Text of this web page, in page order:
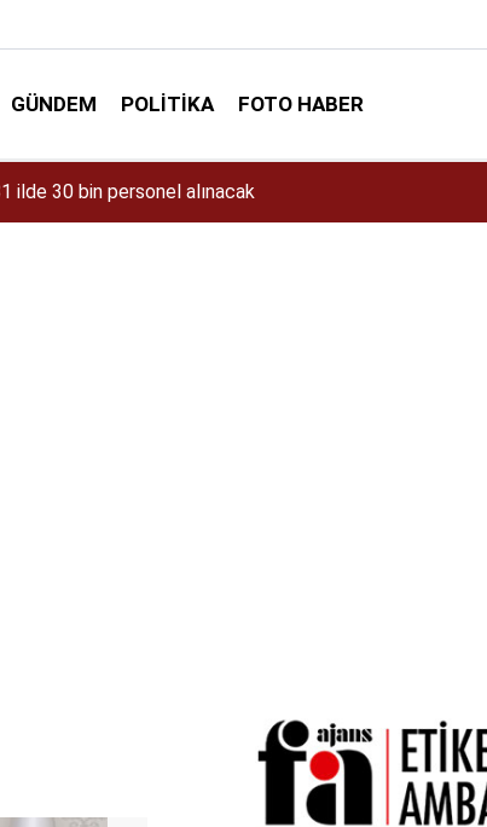
GÜNDEM POLITIKA FOTO HABER
ve Tahmini Fiyatı